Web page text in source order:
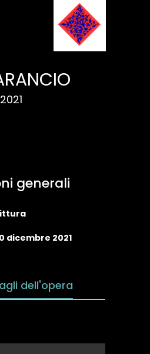
generali
dicembre 2021
dell'opera